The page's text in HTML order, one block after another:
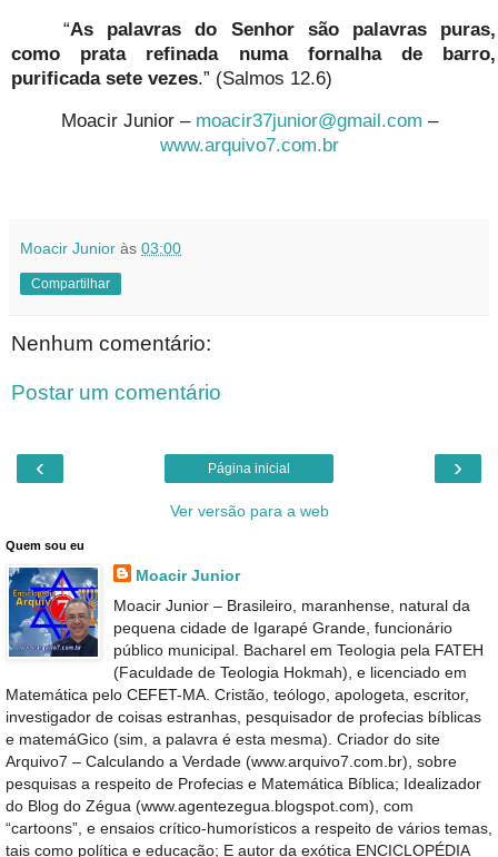
“As palavras do Senhor são palavras puras,
como prata refinada numa fornalha de barro,
purificada sete vezes.” (Salmos 12.6)
Moacir Junior – moacir37junior@gmail.com –
www.arquivo7.com.br
Moacir Junior às 03:00
Compartilhar
Nenhum comentário:
Postar um comentário
‹ ›
Página inicial
Ver versão para a web
Quem sou eu
Moacir Junior
Moacir Junior – Brasileiro, maranhense, natural da
pequena cidade de Igarapé Grande, funcionário
público municipal. Bacharel em Teologia pela FATEH
(Faculdade de Teologia Hokmah), e licenciado em
Matemática pelo CEFET-MA. Cristão, teólogo, apologeta, escritor,
investigador de coisas estranhas, pesquisador de profecias bíblicas
e matemáGico (sim, a palavra é esta mesma). Criador do site
Arquivo7 – Calculando a Verdade (www.arquivo7.com.br), sobre
pesquisas a respeito de Profecias e Matemática Bíblica; Idealizador
do Blog do Zégua (www.agentezegua.blogspot.com), com
“cartoons”, e ensaios crítico-humorísticos a respeito de vários temas,
tais como política e educação; E autor da exótica ENCICLOPÉDIA